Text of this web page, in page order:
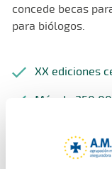
concede becas
para biólogos.
XX ediciones
Más de